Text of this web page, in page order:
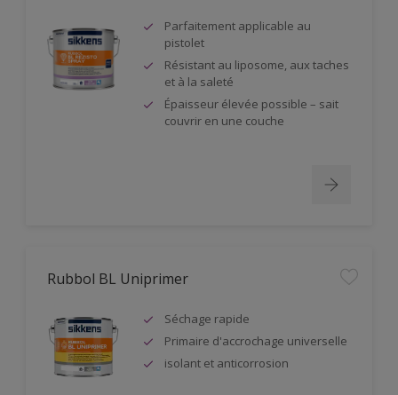
Parfaitement applicable au
pistolet
Résistant au liposome, aux taches
et à la saleté
Épaisseur élevée possible – sait
couvrir en une couche
Rubbol BL Uniprimer
Séchage rapide
Primaire d'accrochage universelle
isolant et anticorrosion